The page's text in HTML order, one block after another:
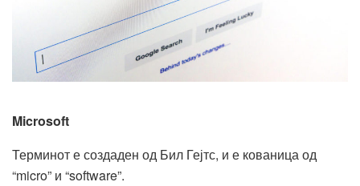
Microsoft
Терминот е создаден од Бил Гејтс, и е кованица од
“micro” и “software”.